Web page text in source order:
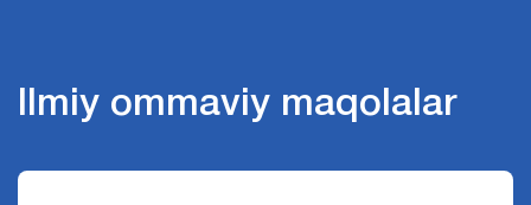
Ilmiy ommaviy maqolalar